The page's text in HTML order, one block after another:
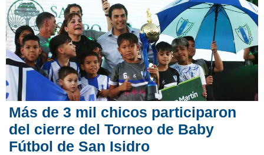
Más de 3 mil chicos participaron
del cierre del Torneo de Baby
Fútbol de San Isidro